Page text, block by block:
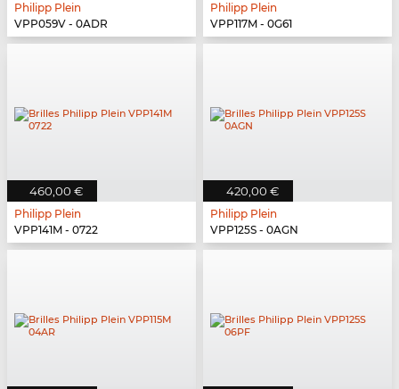
Philipp Plein
VPP059V - 0ADR
Philipp Plein
VPP117M - 0G61
460,00 €
Philipp Plein
VPP141M - 0722
420,00 €
Philipp Plein
VPP125S - 0AGN